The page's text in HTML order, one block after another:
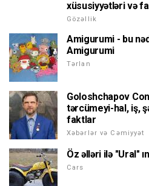
xüsusiyyətləri və
Gözəllik
Amigurumi - bu
Amigurumi
Tərlan
Goloshchapov
tərcümeyi-hal, iş,
faktlar
Xəbərlər və Cəmiyyət
Öz əlləri ilə "Ural"
Cars